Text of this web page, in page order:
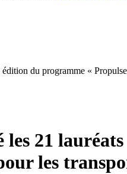
du programme «
21
les